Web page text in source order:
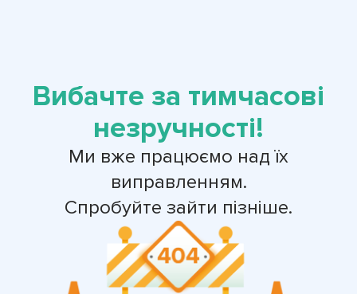
Вибачте за тимчасові
незручності!
Ми вже працюємо над їх
виправленням.
Спробуйте зайти пізніше.